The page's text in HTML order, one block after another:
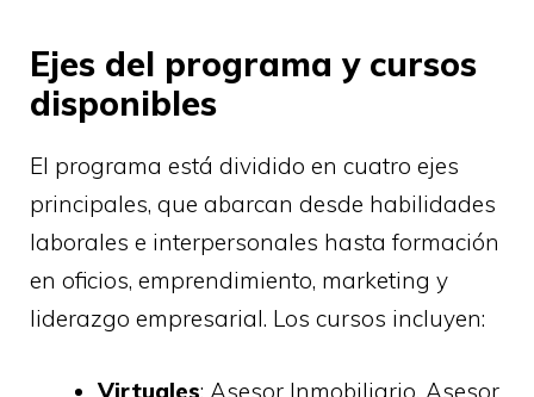
Ejes del programa y cursos
disponibles
El programa está dividido en cuatro ejes
principales, que abarcan desde habilidades
laborales e interpersonales hasta formación
en oficios, emprendimiento, marketing y
liderazgo empresarial. Los cursos incluyen:
Virtuales: Asesor Inmobiliario, Asesor